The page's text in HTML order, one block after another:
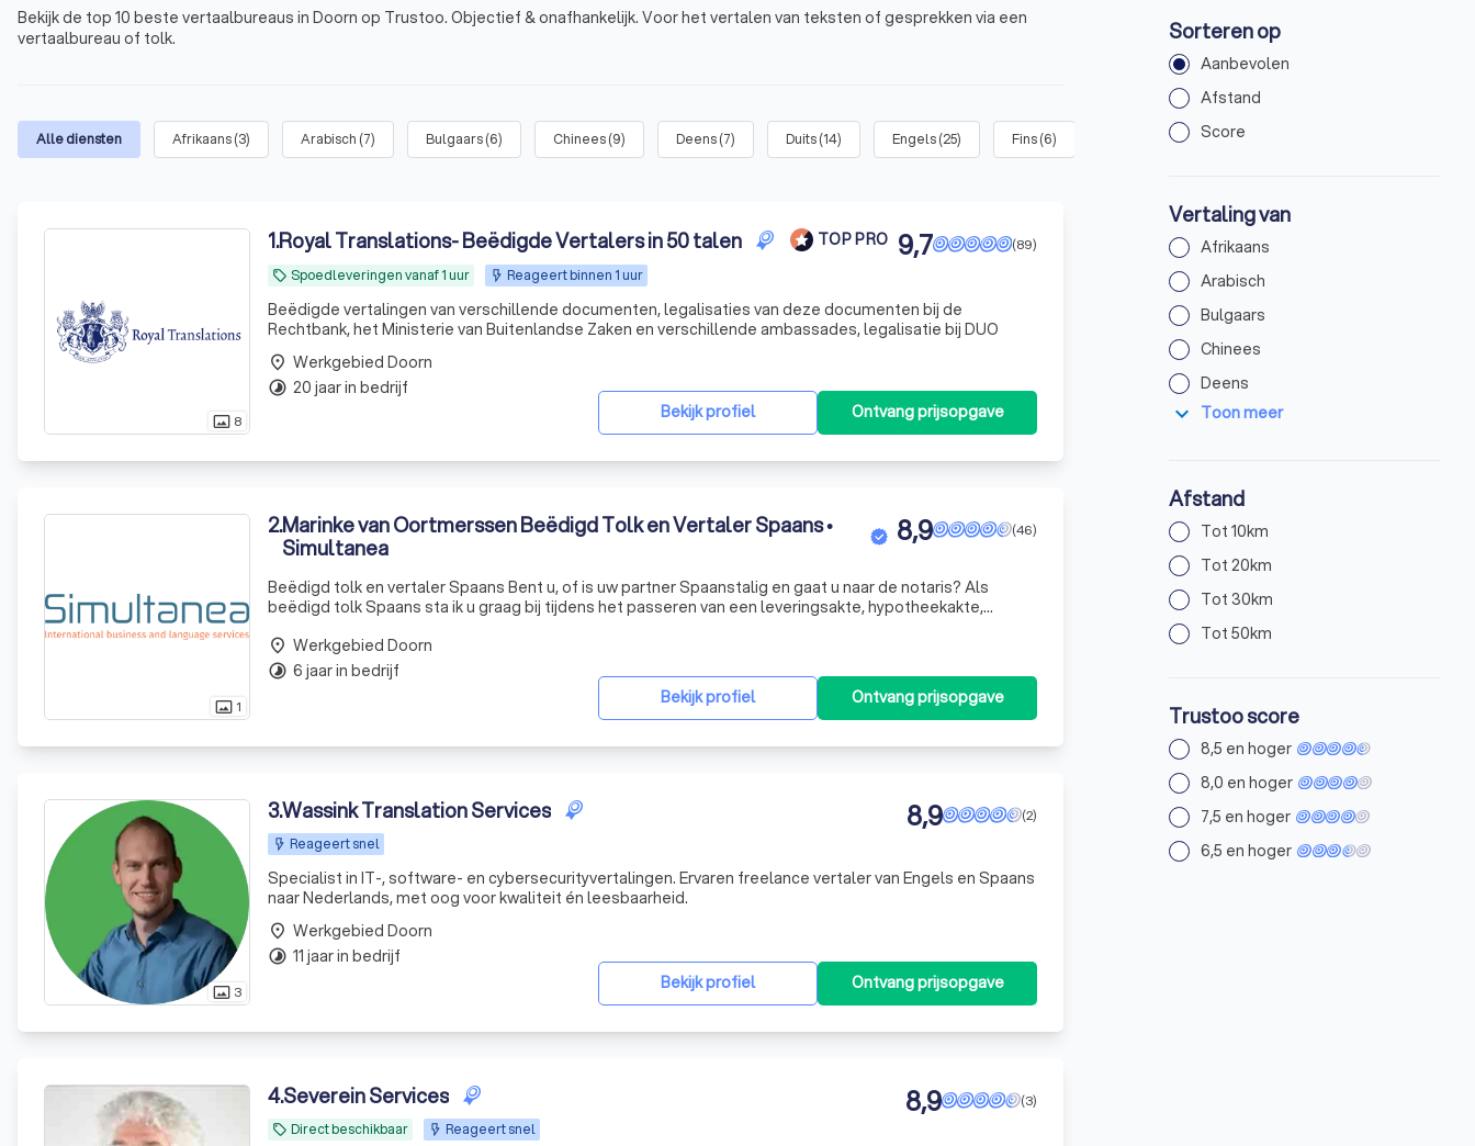
Bekijk de top 10 beste vertaalbureaus in Doorn op Trustoo. Objectief & onafhankelijk. Voor het vertalen van teksten of gesprekken via een
vertaalbureau of tolk.
Alle diensten Afrikaans(3) Arabisch (7) Bulgaars(6) Chinees(9) Deens(7) Duits(14) Engels(25) Fins(6) Grieks
photo_size_select_actual 8
1.Royal Translations- Beëdigde Vertalers in 50 talen TOP PRO
local_offer Spoedleveringen vanaf 1 uur Reageert binnen 1 uur
(89)
9,7
Beëdigde vertalingen van verschillende documenten, legalisaties van deze documenten bij de
Rechtbank, het Ministerie van Buitenlandse Zaken en verschillende ambassades, legalisatie bij DUO
Bekijk profiel Ontvang prijsopgave
place Werkgebied Doorn
timelapse 20 jaar in bedrijf
photo_size_select_actual 1
2.Marinke van Oortmerssen Beëdigd Tolk en Vertaler Spaans •
Simultanea
(46)
8,9
Beëdigd tolk en vertaler Spaans Bent u, of is uw partner Spaanstalig en gaat u naar de notaris? Als
beëdigd tolk Spaans sta ik u graag bij tijdens het passeren van een leveringsakte, hypotheekakte,
Bekijk profiel Ontvang prijsopgave
place Werkgebied Doorn
timelapse 6 jaar in bedrijf
photo_size_select_actual 3
3.Wassink Translation Services
Reageert snel
(2)
8,9
Specialist in IT-, software- en cybersecurityvertalingen. Ervaren freelance vertaler van Engels en Spaans
naar Nederlands, met oog voor kwaliteit én leesbaarheid.
Bekijk profiel Ontvang prijsopgave
place Werkgebied Doorn
timelapse 11 jaar in bedrijf
4.Severein Services
local_offer Direct beschikbaar Reageert snel
(3)
8,9
Sorteren op
Aanbevolen
Afstand
Score
Vertaling van
Afrikaans
Arabisch
Bulgaars
Chinees
Deens
expand_more Toon meer
Afstand
Tot 10km
Tot 20km
Tot 30km
Tot 50km
Trustoo score
8,5 en hoger
8,0 en hoger
7,5 en hoger
6,5 en hoger